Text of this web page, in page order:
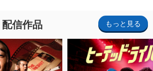
信作品 もっと見る